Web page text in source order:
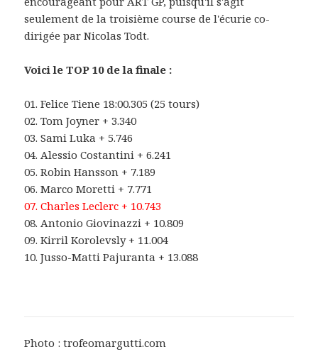
seulement de la troisième course de l'écurie co-
dirigée par Nicolas Todt.
Voici le TOP 10 de la finale :
01. Felice Tiene 18:00.305 (25 tours)
02. Tom Joyner + 3.340
03. Sami Luka + 5.746
04. Alessio Costantini + 6.241
05. Robin Hansson + 7.189
06. Marco Moretti + 7.771
07. Charles Leclerc + 10.743
08. Antonio Giovinazzi + 10.809
09. Kirril Korolevsly + 11.004
10. Jusso-Matti Pajuranta + 13.088
Photo : trofeomargutti.com